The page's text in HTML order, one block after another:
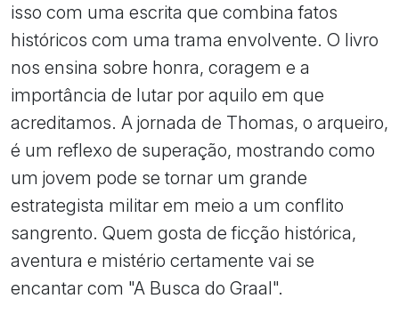
isso com uma escrita que combina fatos
históricos com uma trama envolvente. O livro
nos ensina sobre honra, coragem e a
importância de lutar por aquilo em que
acreditamos. A jornada de Thomas, o arqueiro,
é um reflexo de superação, mostrando como
um jovem pode se tornar um grande
estrategista militar em meio a um conflito
sangrento. Quem gosta de ficção histórica,
aventura e mistério certamente vai se
encantar com "A Busca do Graal".